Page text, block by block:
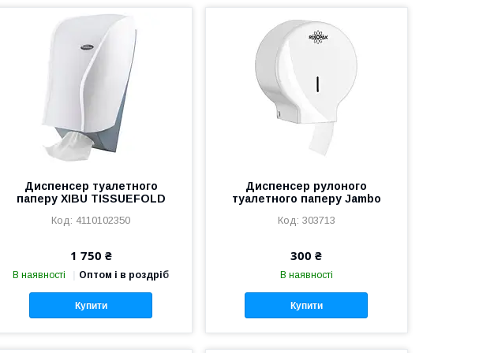
Диспенсер туалетного
паперу XIBU TISSUEFOLD
4110102350
1 750 ₴
В наявності Оптом і в роздріб
Купити
Диспенсер рулоного
туалетного паперу Jambo
303713
300 ₴
В наявності
Купити